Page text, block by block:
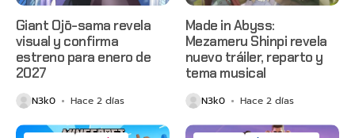
Giant Ojō-sama revela
visual y confirma
estreno para enero de
2027
N3k0 Hace 2 días
Made in Abyss:
Mezameru Shinpi revela
nuevo tráiler, reparto y
tema musical
N3k0 Hace 2 días